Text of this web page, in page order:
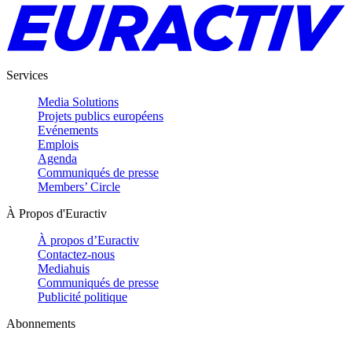
Services
Media Solutions
Projets publics européens
Evénements
Emplois
Agenda
Communiqués de presse
Members’ Circle
À Propos d'Euractiv
À propos d’Euractiv
Contactez-nous
Mediahuis
Communiqués de presse
Publicité politique
Abonnements